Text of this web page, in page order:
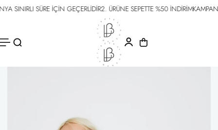
İÇERIĞE
SINIRLI SÜRE İÇİN GEÇERLİDİR2. ÜRÜNE SEPETTE %50 İNDİRİM